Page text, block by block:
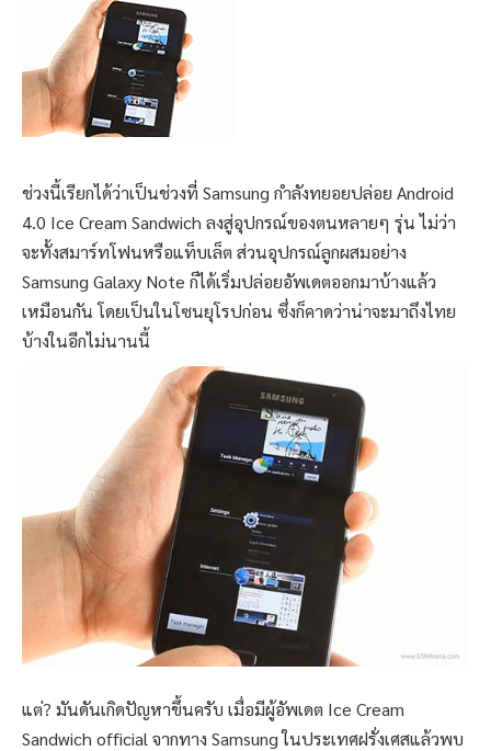
ช่วงนี้เรียกได้ว่าเป็นช่วงที่ Samsung กำลังทยอยปล่อย Android
4.0 Ice Cream Sandwich ลงสู่อุปกรณ์ของตนหลายๆ รุ่น ไม่ว่า
จะทั้งสมาร์ทโฟนหรือแท็บเล็ต ส่วนอุปกรณ์ลูกผสมอย่าง
Samsung Galaxy Note ก็ได้เริ่มปล่อยอัพเดตออกมาบ้างแล้ว
เหมือนกัน โดยเป็นในโซนยุโรปก่อน ซึ่งก็คาดว่าน่าจะมาถึงไทย
บ้างในอีกไม่นานนี้
แต่? มันดันเกิดปัญหาขึ้นครับ เมื่อมีผู้อัพเดต Ice Cream
Sandwich official จากทาง Samsung ในประเทศฝรั่งเศสแล้วพบ